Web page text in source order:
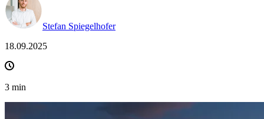
Stefan Spiegelhofer
18.09.2025
3 min